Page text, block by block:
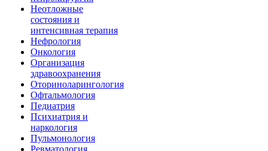
Неотложные
состояния и
интенсивная терапия
Нефрология
Онкология
Организация
здравоохранения
Оториноларингология
Офтальмология
Педиатрия
Психиатрия и
наркология
Пульмонология
Ревматология